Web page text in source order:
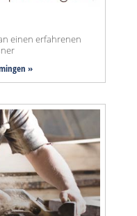
einen erfahrenen
»